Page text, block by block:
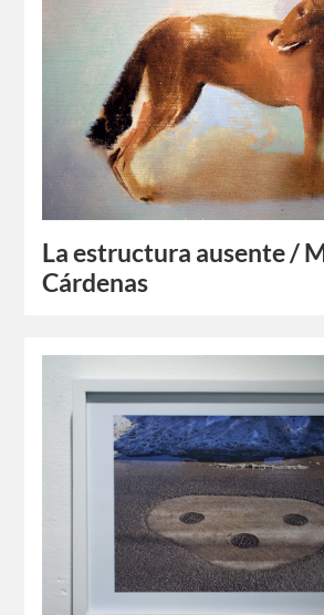
La estructura ausente /
Cárdenas